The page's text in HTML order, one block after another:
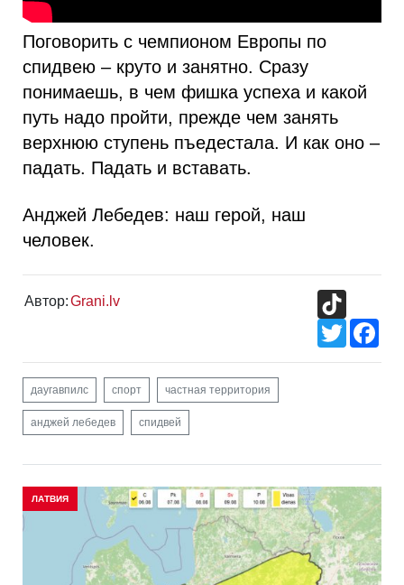
Поговорить с чемпионом Европы по
спидвею – круто и занятно. Сразу
понимаешь, в чем фишка успеха и какой
путь надо пройти, прежде чем занять
верхнюю ступень пъедестала. И как оно –
падать. Падать и вставать.
Анджей Лебедев: наш герой, наш
человек.
Автор:Grani.lv
Twitter
даугавпилс спорт частная территория
анджей лебедев спидвей
ЛАТВИЯ